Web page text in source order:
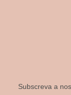
Subscreva a